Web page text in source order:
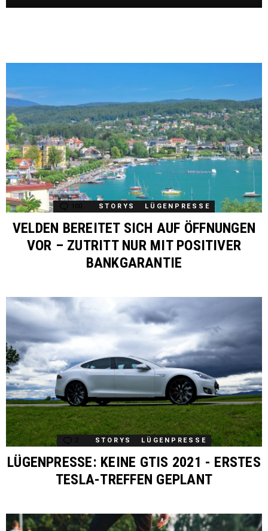
MEHR BEITRÄGE
100 Comments
STORYS LÜGENPRESSE
VELDEN BEREITET SICH AUF ÖFFNUNGEN
VOR – ZUTRITT NUR MIT POSITIVER
BANKGARANTIE
2 Comments
STORYS LÜGENPRESSE
LÜGENPRESSE: KEINE GTIS 2021 - ERSTES
TESLA-TREFFEN GEPLANT